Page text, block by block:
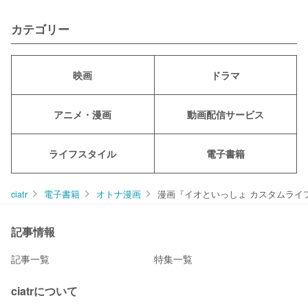
カテゴリー
映画 ドラマ
アニメ・漫画 動画配信サービス
ライフスタイル 電子書籍
ciatr 電子書籍 オトナ漫画 漫画『イオといっしょ カスタムライ
記事情報
記事一覧 特集一覧
ciatrについて